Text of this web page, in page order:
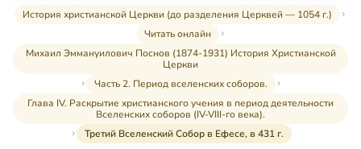
История христианской Церкви (до разделения Церквей — 1054 г.)
Читать онлайн
Михаил Эммануилович Поснов (1874-1931) История Христианской
Церкви
Часть 2. Период вселенских соборов.
Глава IV. Раскрытие христианского учения в период деятельности
Вселенских соборов (IV-VIII-го века).
Третий Вселенский Собор в Ефесе, в 431 г.